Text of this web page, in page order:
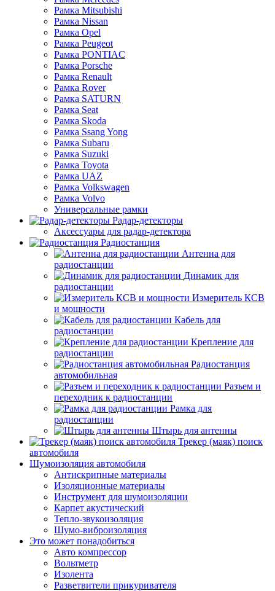
Рамка Mitsubishi
Рамка Nissan
Рамка Opel
Рамка Peugeot
Рамка PONTIAC
Рамка Porsche
Рамка Renault
Рамка Rover
Рамка SATURN
Рамка Seat
Рамка Skoda
Рамка Ssang Yong
Рамка Subaru
Рамка Suzuki
Рамка Toyota
Рамка UAZ
Рамка Volkswagen
Рамка Volvo
Универсальные рамки
Радар-детекторы
Аксессуары для радар-детектора
Радиостанция
Антенна для
радиостанции
Динамик для
радиостанции
Измеритель КСВ
и мощности
Кабель для
радиостанции
Крепление для
радиостанции
Радиостанция
автомобильная
Разъем и
переходник к радиостанции
Рамка для
радиостанции
Штырь для антенны
Трекер (маяк) поиск
автомобиля
Шумоизоляция автомобиля
Антискрипные материалы
Изоляционные материалы
Инструмент для шумоизоляции
Карпет акустический
Тепло-звукоизоляция
Шумо-виброизоляция
Это может понадобиться
Авто компрессор
Вольтметр
Изолента
Разветвители прикуривателя